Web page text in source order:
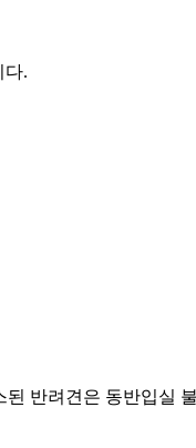
다.
반려견은 동반입실